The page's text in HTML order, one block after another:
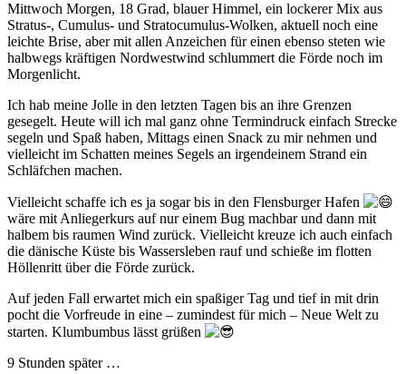
Mittwoch Morgen, 18 Grad, blauer Himmel, ein lockerer Mix aus
Stratus-, Cumulus- und Stratocumulus-Wolken, aktuell noch eine
leichte Brise, aber mit allen Anzeichen für einen ebenso steten wie
halbwegs kräftigen Nordwestwind schlummert die Förde noch im
Morgenlicht.
Ich hab meine Jolle in den letzten Tagen bis an ihre Grenzen
gesegelt. Heute will ich mal ganz ohne Termindruck einfach Strecke
segeln und Spaß haben, Mittags einen Snack zu mir nehmen und
vielleicht im Schatten meines Segels an irgendeinem Strand ein
Schläfchen machen.
Vielleicht schaffe ich es ja sogar bis in den Flensburger Hafen
wäre mit Anliegerkurs auf nur einem Bug machbar und dann mit
halbem bis raumen Wind zurück. Vielleicht kreuze ich auch einfach
die dänische Küste bis Wassersleben rauf und schieße im flotten
Höllenritt über die Förde zurück.
Auf jeden Fall erwartet mich ein spaßiger Tag und tief in mit drin
pocht die Vorfreude in eine – zumindest für mich – Neue Welt zu
starten. Klumbumbus lässt grüßen
9 Stunden später …